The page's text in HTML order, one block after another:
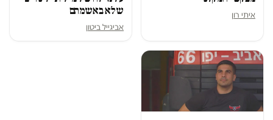
איתי רון
שלא באשמתם
אביגייל ביטון